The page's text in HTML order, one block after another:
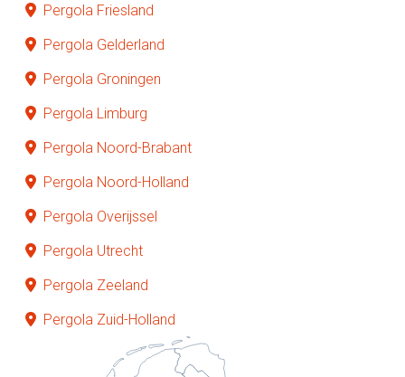
Pergola Friesland
Pergola Gelderland
Pergola Groningen
Pergola Limburg
Pergola Noord-Brabant
Pergola Noord-Holland
Pergola Overijssel
Pergola Utrecht
Pergola Zeeland
Pergola Zuid-Holland